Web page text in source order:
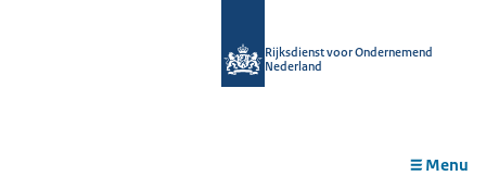
Rijksdienst voor Ondernemend
Nederland
Menu